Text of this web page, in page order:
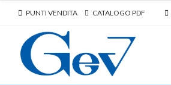
PUNTI VENDITA CATALOGO PDF